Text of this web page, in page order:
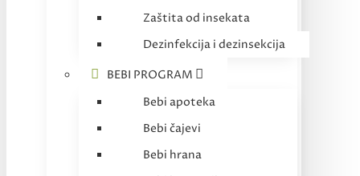
Zaštita od insekata
Dezinfekcija i dezinsekcija
BEBI PROGRAM
Bebi apoteka
Bebi čajevi
Bebi hrana